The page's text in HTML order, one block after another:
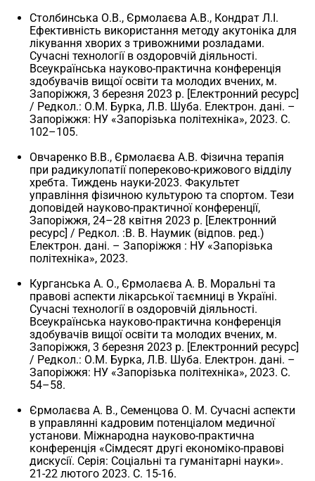
Столбинська О.В., Єрмолаєва А.В., Кондрат Л.І.
Ефективність використання методу акутоніка для
лікування хворих з тривожними розладами.
Сучасні технології в оздоровчій діяльності.
Всеукраїнська науково-практична конференція
здобувачів вищої освіти та молодих вчених, м.
Запоріжжя, 3 березня 2023 р. [Електронний ресурс]
/ Редкол.: О.М. Бурка, Л.В. Шуба. Електрон. дані. –
Запоріжжя: НУ «Запорізька політехніка», 2023. С.
102–105.
Овчаренко В.В., Єрмолаєва А.В. Фізична терапія
при радикулопатії попереково-крижового відділу
хребта. Тиждень науки-2023. Факультет
управління фізичною культурою та спортом. Тези
доповідей науково-практичної конференції,
Запоріжжя, 24–28 квітня 2023 р. [Електронний
ресурс] / Редкол. :В. В. Наумик (відпов. ред.)
Електрон. дані. – Запоріжжя : НУ «Запорізька
політехніка», 2023.
Курганська А. О., Єрмолаєва А. В. Моральні та
правові аспекти лікарської таємниці в Україні.
Сучасні технології в оздоровчій діяльності.
Всеукраїнська науково-практична конференція
здобувачів вищої освіти та молодих вчених, м.
Запоріжжя, 3 березня 2023 р. [Електронний ресурс]
/ Редкол.: О.М. Бурка, Л.В. Шуба. Електрон. дані. –
Запоріжжя: НУ «Запорізька політехніка», 2023. С.
54–58.
Єрмолаєва А. В., Семенцова О. М. Сучасні аспекти
в управлянні кадровим потенціалом медичної
установи. Міжнародна науково-практична
конференція «Сімдесят другі економіко-правові
дискусії. Серія: Соціальні та гуманітарні науки».
21-22 лютого 2023. C. 15-16.